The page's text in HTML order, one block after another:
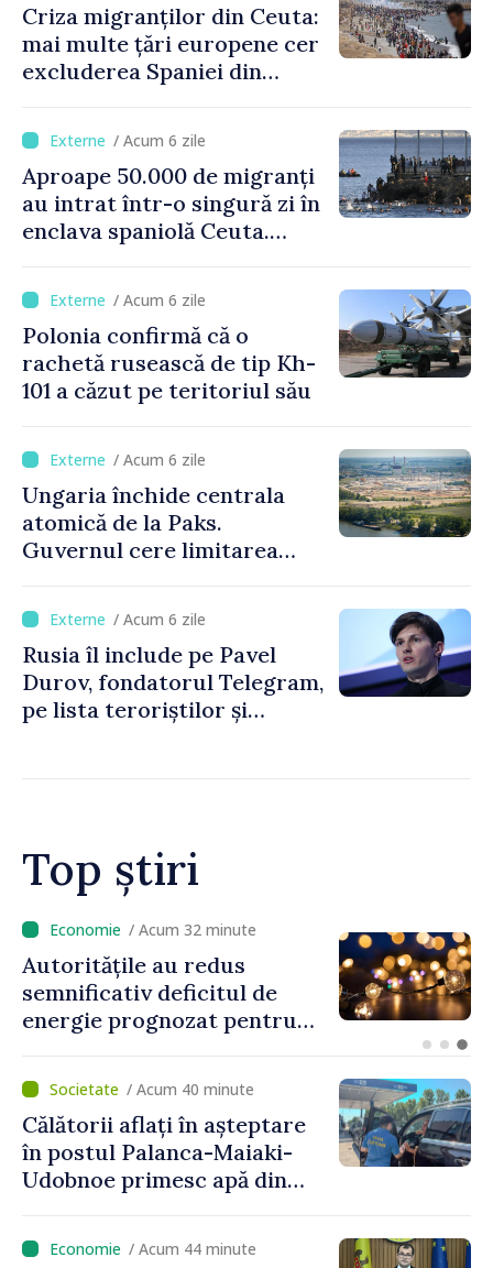
Criza migranților din Ceuta:
mai multe țări europene cer
excluderea Spaniei din
/ Acum 6 zile
Aproape 50.000 de migranți
au intrat într-o singură zi în
enclava spaniolă Ceuta.
Schengen cu Spania
/ Acum 6 zile
Polonia confirmă că o
rachetă rusească de tip Kh-
101 a căzut pe teritoriul său
/ Acum 6 zile
Ungaria închide centrala
atomică de la Paks.
Guvernul cere limitarea
/ Acum 6 zile
Rusia îl include pe Pavel
Durov, fondatorul Telegram,
pe lista teroriștilor și
Top știri
/ Acum 6 minute
Premierul Vasile Tofan:
„Focusul acestui guvern
este să modereze creșterea
/ Acum 40 minute
Călătorii aflați în așteptare
în postul Palanca-Maiaki-
Udobnoe primesc apă din
și a polițiștilor de frontieră
/ Acum 44 minute